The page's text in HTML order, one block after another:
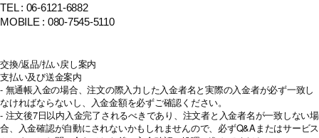
TEL : 06-6121-6882
MOBILE : 080-7545-5110
交換/返品/払い戻し案内
支払い及び送金案内
- 無通帳入金の場合、注文の際入力した入金者名と実際の入金者が必ず一致し
なければならないし、入金金額を必ずご確認ください。
- 注文後7日以内入金完了されるべきであり、注文者と入金者名が一致しない場
合、入金確認が自動にされないかもしれませんので、必ずQ&Aまたはサービス